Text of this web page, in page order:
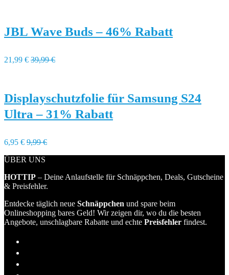
JBL Wave Buds – 46% Rabatt
21,99 € 39,99 €
Displayschutzfolie für Samsung S24
Ultra – 31% Rabatt
6,95 € 9,99 €
ÜBER UNS
HOTTIP – Deine Anlaufstelle für Schnäppchen, Deals, Gutscheine
& Preisfehler.
Entdecke täglich neue Schnäppchen und spare beim
Onlineshopping bares Geld! Wir zeigen dir, wo du die besten
Angebote, unschlagbare Rabatte und echte Preisfehler findest.